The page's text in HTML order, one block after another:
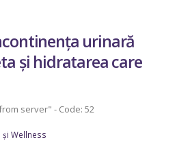
urinară
și hidratarea care
server" - Code: 52
și Wellness